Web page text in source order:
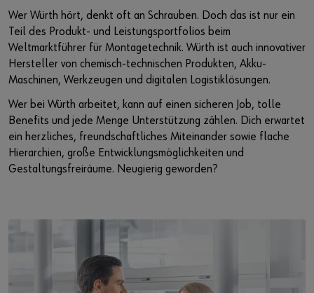
Wer Würth hört, denkt oft an Schrauben. Doch das ist nur ein
Teil des Produkt- und Leistungsportfolios beim
Weltmarktführer für Montagetechnik. Würth ist auch innovativer
Hersteller von chemisch-technischen Produkten, Akku-
Maschinen, Werkzeugen und digitalen Logistiklösungen.
Wer bei Würth arbeitet, kann auf einen sicheren Job, tolle
Benefits und jede Menge Unterstützung zählen. Dich erwartet
ein herzliches, freundschaftliches Miteinander sowie flache
Hierarchien, große Entwicklungsmöglichkeiten und
Gestaltungsfreiräume. Neugierig geworden?